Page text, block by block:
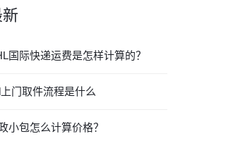
国际快递运费是怎样计算的？
门取件流程是什么
小包怎么计算价格？